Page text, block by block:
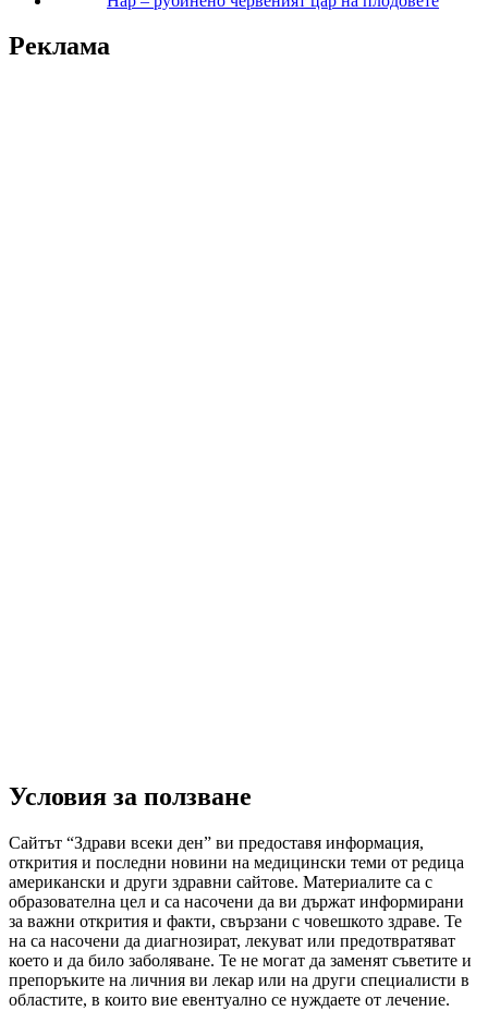
Реклама
Условия за ползване
Сайтът “Здрави всеки ден” ви предоставя информация,
открития и последни новини на медицински теми от редица
американски и други здравни сайтове. Материалите са с
образователна цел и са насочени да ви държат информирани
за важни открития и факти, свързани с човешкото здраве. Те
на са насочени да диагнозират, лекуват или предотвратяват
което и да било заболяване. Те не могат да заменят съветите и
препоръките на личния ви лекар или на други специалисти в
областите, в които вие евентуално се нуждаете от лечение.